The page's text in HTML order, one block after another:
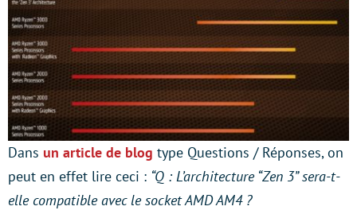
Dans un article de blog type Questions / Réponses, on
peut en effet lire ceci : “Q : L’architecture “Zen 3” sera-t-
elle compatible avec le socket AMD AM4 ?